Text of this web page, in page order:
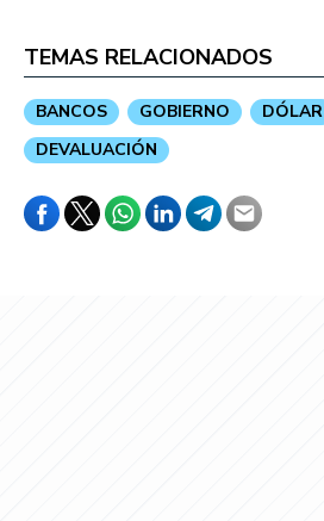
TEMAS RELACIONADOS
BANCOS GOBIERNO DÓLAR
DEVALUACIÓN